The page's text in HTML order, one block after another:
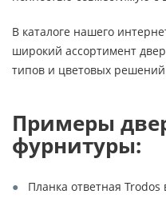
В каталоге нашего
широкий ассортимент
типов и цветовых
Примеры
фурнитуры:
Планка ответная Trodos